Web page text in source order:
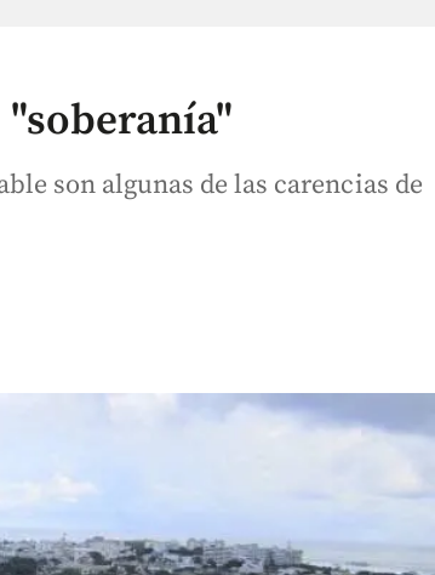
"soberanía"
son algunas de las carencias de